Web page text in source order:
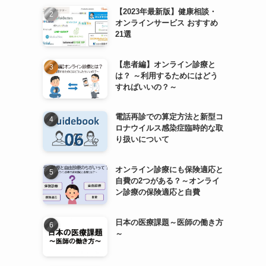
【2023年最新版】健康相談・
オンラインサービス おすすめ
21選
【患者編】オンライン診療と
は？ ～利用するためにはどう
すればいいの？～
電話再診での算定方法と新型コ
ロナウイルス感染症臨時的な取
り扱いについて
オンライン診療にも保険適応と
自費の2つがある？～オンライ
ン診療の保険適応と自費
日本の医療課題～医師の働き方
～